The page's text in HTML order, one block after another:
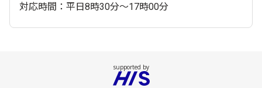
対応時間：平日8時30分～17時00分